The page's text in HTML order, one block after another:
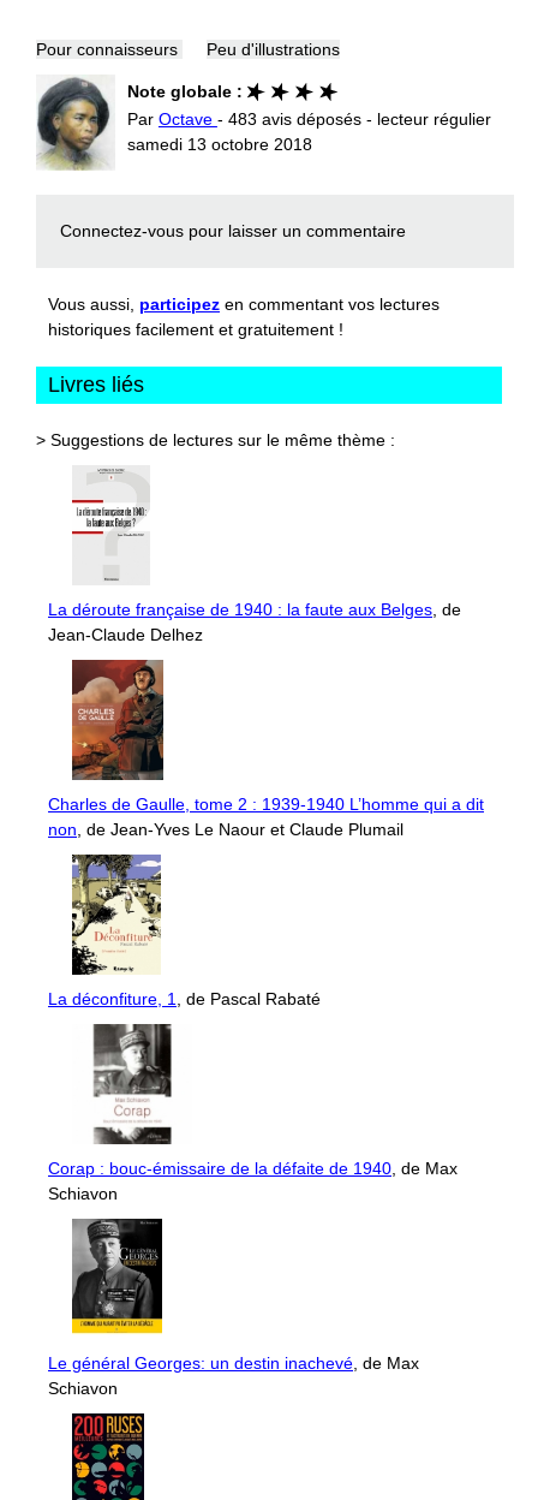
Pour connaisseurs Peu d'illustrations
Note globale :
Par Octave - 483 avis déposés - lecteur régulier
samedi 13 octobre 2018
Connectez-vous pour laisser un commentaire
Vous aussi, participez en commentant vos lectures
historiques facilement et gratuitement !
Livres liés
> Suggestions de lectures sur le même thème :
La déroute française de 1940 : la faute aux Belges , de
Jean-Claude Delhez
Charles de Gaulle, tome 2 : 1939-1940 L’homme qui a dit
non , de Jean-Yves Le Naour et Claude Plumail
La déconfiture, 1 , de Pascal Rabaté
Corap : bouc-émissaire de la défaite de 1940 , de Max
Schiavon
Le général Georges: un destin inachevé , de Max
Schiavon